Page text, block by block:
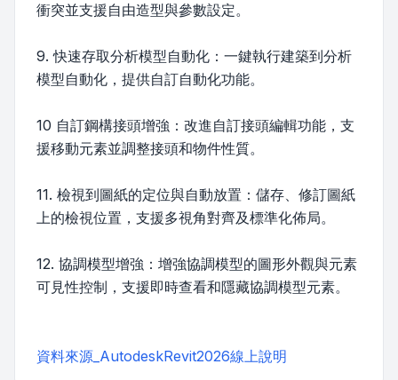
衝突並支援自由造型與參數設定。
9. 快速存取分析模型自動化：一鍵執行建築到分析
模型自動化，提供自訂自動化功能。
10 自訂鋼構接頭增強：改進自訂接頭編輯功能，支
援移動元素並調整接頭和物件性質。
11. 檢視到圖紙的定位與自動放置：儲存、修訂圖紙
上的檢視位置，支援多視角對齊及標準化佈局。
12. 協調模型增強：增強協調模型的圖形外觀與元素
可見性控制，支援即時查看和隱藏協調模型元素。
資料來源_AutodeskRevit2026線上說明